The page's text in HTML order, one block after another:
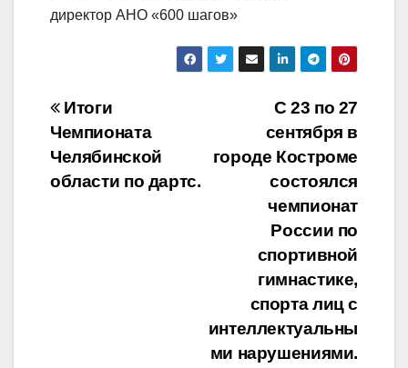
директор АНО «600 шагов»
Навигация
по
записям
С 23 по 27
сентября в
городе Костроме
состоялся
чемпионат
России по
спортивной
гимнастике,
спорта лиц с
интеллектуальны
ми нарушениями.
Итоги
Чемпионата
Челябинской
области по дартс.